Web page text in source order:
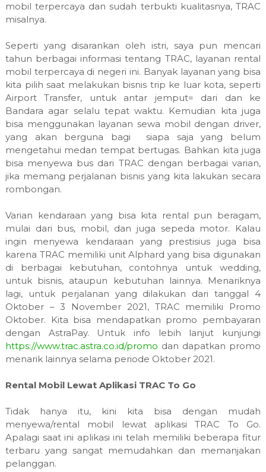
mobil terpercaya dan sudah terbukti kualitasnya, TRAC
misalnya.
Seperti yang disarankan oleh istri, saya pun mencari
tahun berbagai informasi tentang TRAC, layanan rental
mobil terpercaya di negeri ini. Banyak layanan yang bisa
kita pilih saat melakukan bisnis trip ke luar kota, seperti
Airport Transfer, untuk antar jemput= dari dan ke
Bandara agar selalu tepat waktu. Kemudian kita juga
bisa menggunakan layanan sewa mobil dengan driver,
yang akan berguna bagi siapa saja yang belum
mengetahui medan tempat bertugas. Bahkan kita juga
bisa menyewa bus dari TRAC dengan berbagai varian,
jika memang perjalanan bisnis yang kita lakukan secara
rombongan.
Varian kendaraan yang bisa kita rental pun beragam,
mulai dari bus, mobil, dan juga sepeda motor. Kalau
ingin menyewa kendaraan yang prestisius juga bisa
karena TRAC memiliki unit Alphard yang bisa digunakan
di berbagai kebutuhan, contohnya untuk wedding,
untuk bisnis, ataupun kebutuhan lainnya.
Menariknya
lagi, untuk perjalanan yang dilakukan dari tanggal 4
Oktober – 3 November 2021, TRAC memiliki Promo
Oktober. Kita bisa mendapatkan promo pembayaran
dengan AstraPay. Untuk info lebih lanjut kunjungi
https://www.trac.astra.co.id/promo dan dapatkan promo
menarik lainnya selama periode Oktober 2021.
Rental Mobil Lewat Aplikasi TRAC To Go
Tidak hanya itu, kini kita bisa dengan mudah
menyewa/rental mobil lewat aplikasi TRAC To Go.
Apalagi saat ini aplikasi ini telah memiliki beberapa fitur
terbaru yang sangat memudahkan dan memanjakan
pelanggan.